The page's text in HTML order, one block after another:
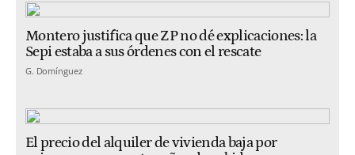
Montero justifica que ZP no dé explicaciones: la
Sepi estaba a sus órdenes con el rescate
G. Domínguez
El precio del alquiler de vivienda baja por